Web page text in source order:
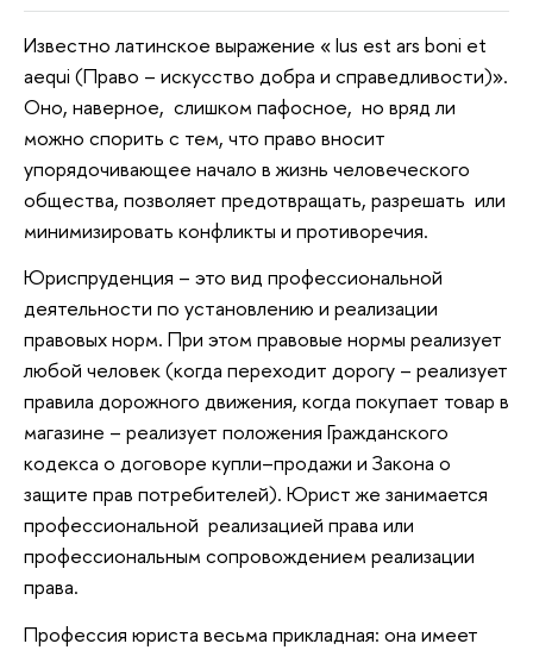
Известно латинское выражение « Ius est ars boni et
aequi (Право – искусство добра и справедливости)».
Оно, наверное, слишком пафосное, но вряд ли
можно спорить с тем, что право вносит
упорядочивающее начало в жизнь человеческого
общества, позволяет предотвращать, разрешать или
минимизировать конфликты и противоречия.
Юриспруденция – это вид профессиональной
деятельности по установлению и реализации
правовых норм. При этом правовые нормы реализует
любой человек (когда переходит дорогу – реализует
правила дорожного движения, когда покупает товар в
магазине – реализует положения Гражданского
кодекса о договоре купли–продажи и Закона о
защите прав потребителей). Юрист же занимается
профессиональной реализацией права или
профессиональным сопровождением реализации
права.
Профессия юриста весьма прикладная: она имеет